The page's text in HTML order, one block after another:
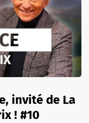
invité de La
! #10